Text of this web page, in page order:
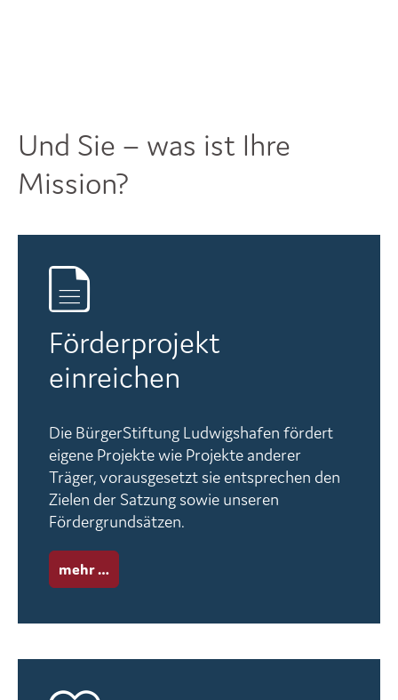
Und Sie – was ist Ihre
Mission?
Förderprojekt
einreichen
Die BürgerStiftung Ludwigshafen fördert
eigene Projekte wie Projekte anderer
Träger, vorausgesetzt sie entsprechen den
Zielen der Satzung sowie unseren
Fördergrundsätzen.
mehr …